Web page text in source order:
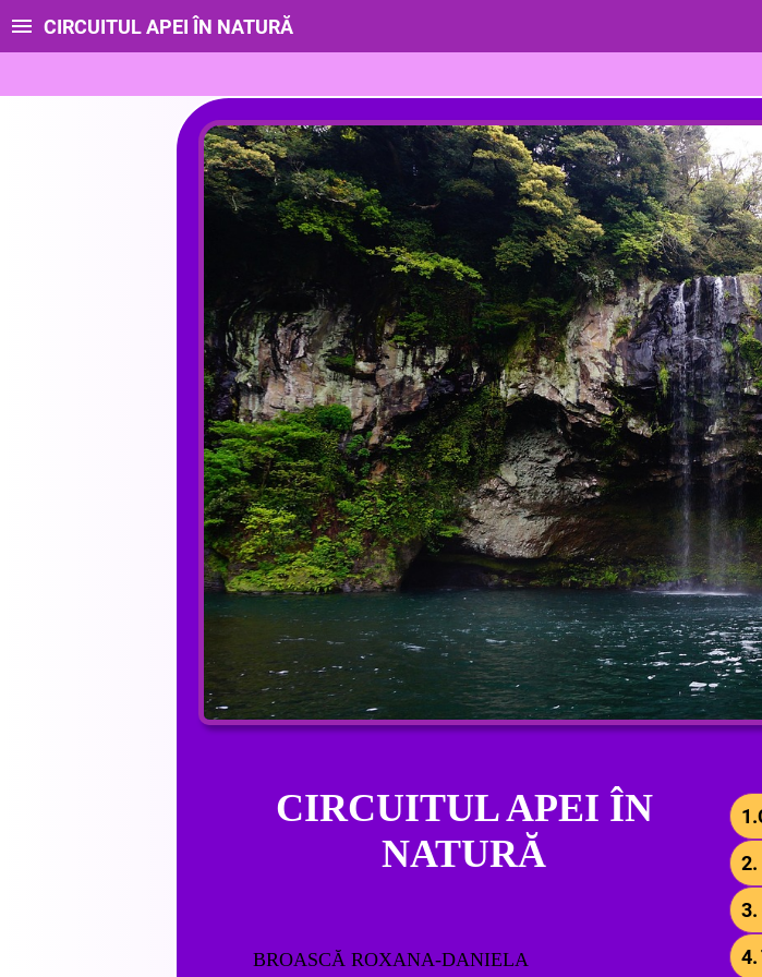
CIRCUITUL APEI ÎN NATURĂ
CIRCUITUL APEI ÎN
NATURĂ
BROASCĂ ROXANA-DANIELA
2.
3.
4.